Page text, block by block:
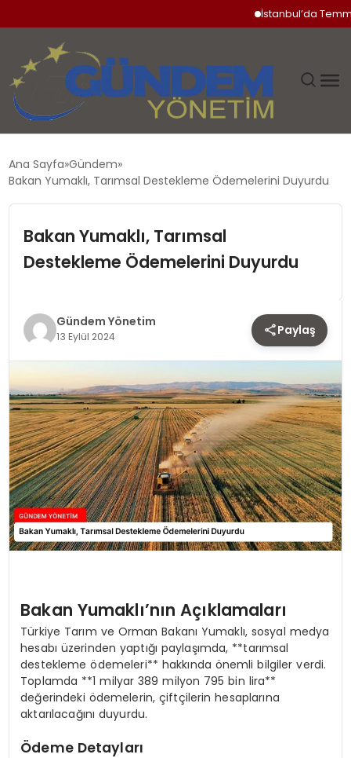
İstanbul’da Temmuz
DÜNYA
SPOR
TEKNOLOJI
SAĞLIK
YAŞAM
Ana Sayfa Gündem
Bakan Yumaklı, Tarımsal Destekleme Ödemelerini Duyurdu
Bakan Yumaklı, Tarımsal
Destekleme Ödemelerini Duyurdu
Gündem Yönetim
13 Eylül 2024 Paylaş
Bakan Yumaklı’nın Açıklamaları
Türkiye Tarım ve Orman Bakanı Yumaklı, sosyal medya
hesabı üzerinden yaptığı paylaşımda, **tarımsal
destekleme ödemeleri** hakkında önemli bilgiler verdi.
Toplamda **1 milyar 389 milyon 795 bin lira**
değerindeki ödemelerin, çiftçilerin hesaplarına
aktarılacağını duyurdu.
Ödeme Detayları